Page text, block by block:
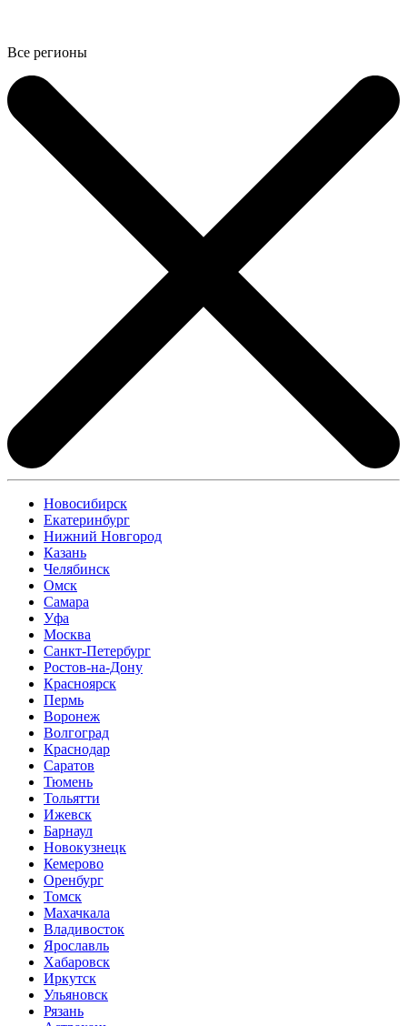
Все регионы
Новосибирск
Екатеринбург
Нижний Новгород
Казань
Челябинск
Омск
Самара
Уфа
Москва
Санкт-Петербург
Ростов-на-Дону
Красноярск
Пермь
Воронеж
Волгоград
Краснодар
Саратов
Тюмень
Тольятти
Ижевск
Барнаул
Новокузнецк
Кемерово
Оренбург
Томск
Махачкала
Владивосток
Ярославль
Хабаровск
Иркутск
Ульяновск
Рязань